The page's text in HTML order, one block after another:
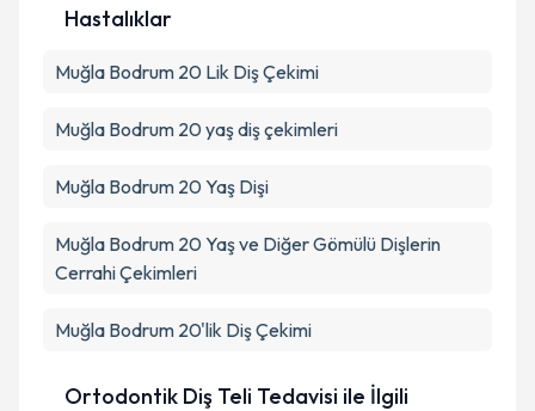
Hastalıklar
Muğla Bodrum 20 Lik Diş Çekimi
Muğla Bodrum 20 yaş diş çekimleri
Muğla Bodrum 20 Yaş Dişi
Muğla Bodrum 20 Yaş ve Diğer Gömülü Dişlerin
Cerrahi Çekimleri
Muğla Bodrum 20'lik Diş Çekimi
Ortodontik Diş Teli Tedavisi ile İlgili